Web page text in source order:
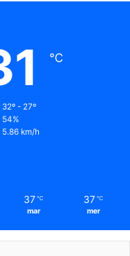
℃
32º - 27º
54%
5.86 km/h
37 ℃
mar
37 ℃
mer